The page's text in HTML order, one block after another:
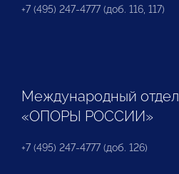
+7 (495) 247-4777 (доб. 116, 117)
Международный отдел
«ОПОРЫ РОССИИ»
+7 (495) 247-4777 (доб. 126)